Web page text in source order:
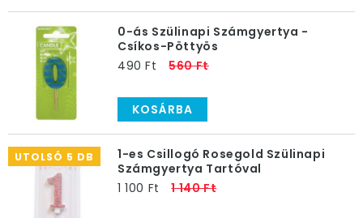
0-ás Szülinapi Számgyertya -
Csíkos-Pöttyös
490 Ft
560 Ft
KOSÁRBA
UTOLSÓ 5 DB
1-es Csillogó Rosegold Szülinapi
Számgyertya Tartóval
1 100 Ft
1 140 Ft